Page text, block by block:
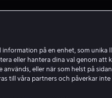
på en enhet, som unika
eller hantera dina val genom att
eller när som helst på
till våra partners och påverkar inte